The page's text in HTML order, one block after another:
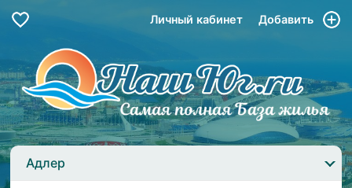
Личный кабинет Добавить
Адлер